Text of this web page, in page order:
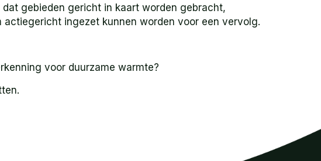
gebieden gericht in kaart worden gebracht,
ingezet kunnen worden voor een vervolg.
voor duurzame warmte?